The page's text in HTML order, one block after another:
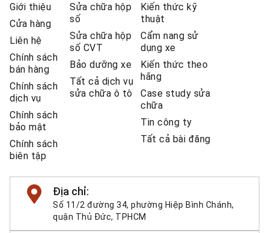
Giới thiệu
Cửa hàng
Liên hệ
Chính sách
bán hàng
Chính sách
dịch vụ
Chính sách
bảo mật
Chính sách
biên tập
Sửa chữa hộp
số
Sửa chữa hộp
số CVT
Bảo dưỡng xe
Tất cả dịch vụ
sửa chữa ô tô
Kiến thức kỹ
thuật
Cẩm nang sử
dụng xe
Kiến thức theo
hãng
Case study sửa
chữa
Tin công ty
Tất cả bài đăng
Địa chỉ:
Số 11/2 đường 34, phường Hiệp Bình Chánh,
quận Thủ Đức, TPHCM